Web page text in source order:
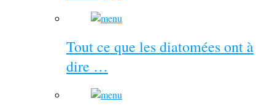
Tout ce que les diatomées ont à
dire …